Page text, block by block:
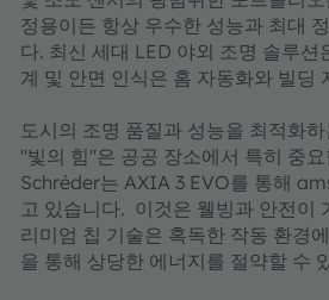
정용이든 항상 우수한 성능과 최대
다. 최신 세대 LED 야외 조명 솔루
계 및 안면 인식은 홈 자동화와 빌딩
도시의 조명 품질과 성능을 최적화
"빛의 힘"은 공공 장소에서 특히 중
Schréder는 AXIA 3 EVO를 통해
고 있습니다. 이것은 웰빙과 안전이
리미엄 칩 기술은 혹독한 작동 환경
을 통해 상당한 에너지를 절약할 수